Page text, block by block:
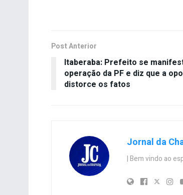
Post Anterior
Itaberaba: Prefeito se
operação da PF e diz que a
distorce os fatos
Jornal da
| Bem vindo ao